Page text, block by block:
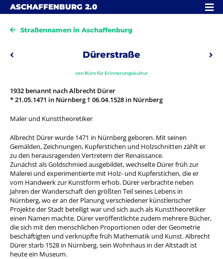
Skip to content
ASCHAFFENBURG 2.0 MENÜ
Straßennamen in Aschaffenburg
Beitragsnavigation
Vorheriger: DyroffstraßeDürerstraße
vonBüro für Erinnerungskultur
1932 benannt nach Albrecht Dürer
* 21.05.1471 in Nürnberg † 06.04.1528 in Nürnberg
Maler und Kunsttheoretiker
Albrecht Dürer wurde 1471 in Nürnberg geboren. Mit seinen
Gemälden, Zeichnungen, Kupferstichen und Holzschnitten zählt er
zu den herausragenden Vertretern der Renaissance.
Zunächst als Goldschmied ausgebildet, wechselte Dürer früh zur
Malerei und experimentierte mit Holz- und Kupferstichen, die er
vom Handwerk zur Kunstform erhob. Dürer verbrachte neben
Jahren der Wanderschaft den größten Teil seines Lebens in
Nürnberg, wo er an der Planung verschiedener künstlerischer
Projekte der Stadt beteiligt war und sich auch als Kunsttheoretiker
einen Namen machte. Dürer veröffentlichte zudem mehrere Bücher,
die sich mit den menschlichen Proportionen oder der Geometrie
beschäftigten und verknüpfte früh Mathematik und Kunst. Albrecht
Dürer starb 1528 in Nürnberg, sein Wohnhaus in der Altstadt ist
heute ein Museum.